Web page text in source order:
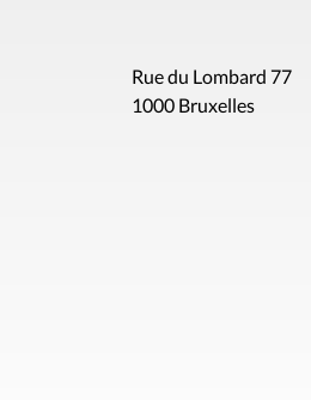
Rue du Lombard 77
1000 Bruxelles